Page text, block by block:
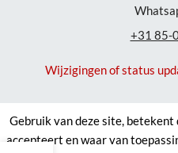
+31 85-
Wijzigingen of status
Gebruik van deze site, betekent
accepteert en waar van